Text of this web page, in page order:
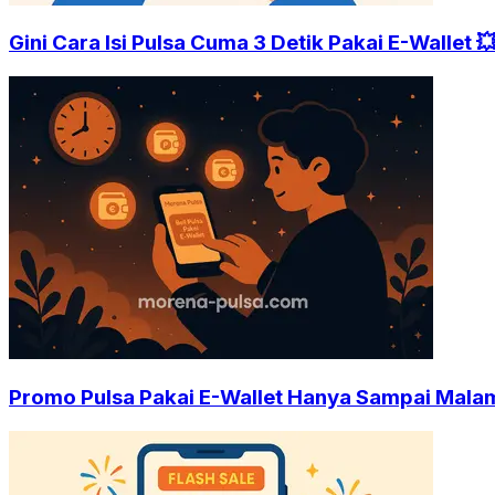
Gini Cara Isi Pulsa Cuma 3 Detik Pakai E-Wallet
Promo Pulsa Pakai E-Wallet Hanya Sampai